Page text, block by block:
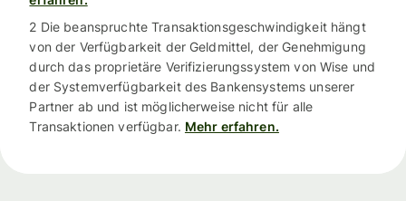
2 Die beanspruchte Transaktionsgeschwindigkeit hängt
von der Verfügbarkeit der Geldmittel, der Genehmigung
durch das proprietäre Verifizierungssystem von Wise und
der Systemverfügbarkeit des Bankensystems unserer
Partner ab und ist möglicherweise nicht für alle
Transaktionen verfügbar. Mehr erfahren.